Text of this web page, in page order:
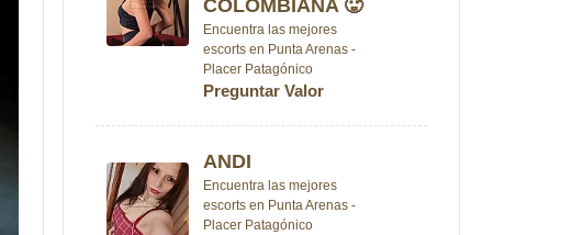
COLOMBIANA 🥵
Encuentra las mejores
escorts en Punta Arenas -
Placer Patagónico
Preguntar Valor
ANDI
Encuentra las mejores
escorts en Punta Arenas -
Placer Patagónico